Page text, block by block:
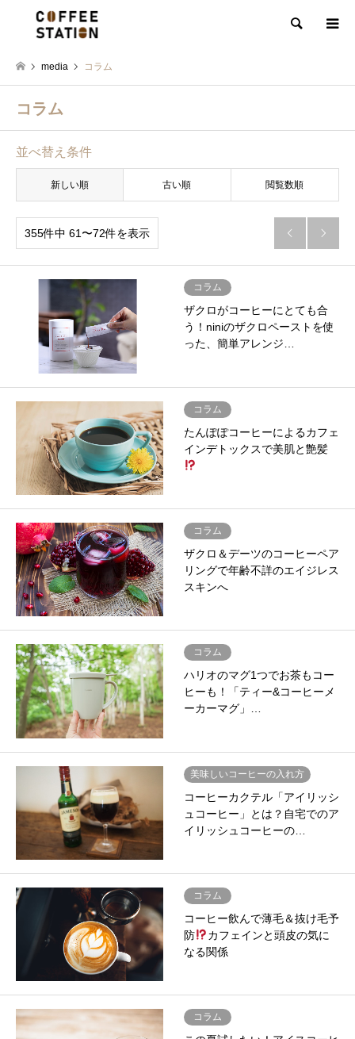
検索
media コラム
コラム
並べ替え条件
新しい順 古い順 閲覧数順
355件中 61〜72件を表示  
コラム
ザクロがコーヒーにとても合
う！niniのザクロペーストを使
った、簡単アレンジ…
コラム
たんぽぽコーヒーによるカフェ
インデトックスで美肌と艶髪
コラム
ザクロ＆デーツのコーヒーペア
リングで年齢不詳のエイジレス
スキンへ
コラム
ハリオのマグ1つでお茶もコー
ヒーも！「ティー&コーヒーメ
ーカーマグ」…
美味しいコーヒーの入れ方
コーヒーカクテル「アイリッシ
ュコーヒー」とは？自宅でのア
イリッシュコーヒーの…
コラム
コーヒー飲んで薄毛＆抜け毛予
防
カフェインと頭皮の気に
なる関係
コラム